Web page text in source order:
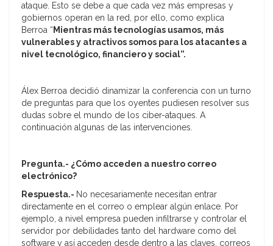
ataque. Esto se debe a que cada vez más empresas y
gobiernos operan en la red, por ello, como explica
Berroa “ Mientras más tecnologías usamos, más
vulnerables y atractivos somos para los atacantes a
nivel tecnológico, financiero y social”.
Álex Berroa decidió dinamizar la conferencia con un turno
de preguntas para que los oyentes pudiesen resolver sus
dudas sobre el mundo de los ciber-ataques. A
continuación algunas de las intervenciones.
Pregunta.- ¿Cómo acceden a nuestro correo
electrónico?
Respuesta.- No necesariamente necesitan entrar
directamente en el correo o emplear algún enlace. Por
ejemplo, a nivel empresa pueden infiltrarse y controlar el
servidor por debilidades tanto del hardware como del
software y así acceden desde dentro a las claves, correos